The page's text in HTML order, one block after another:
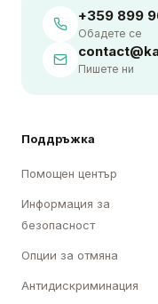
+359 899
Обадете се
Пишете ни
Поддръжка
Помощен център
Информация за
безопасност
Опции за отмяна
Антидискриминация